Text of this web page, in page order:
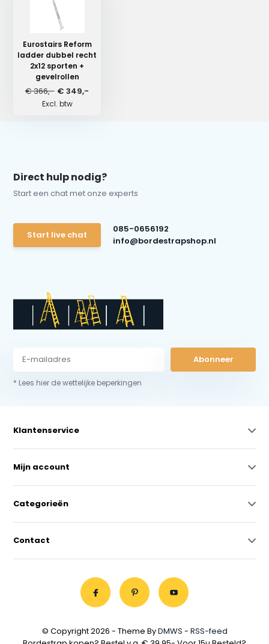
Eurostairs Reform
ladder dubbel recht
2x12 sporten +
gevelrollen
€ 366,- € 349,-
Excl. btw
Direct hulp nodig?
Start een chat met onze experts
Start live chat
085-0656192
info@bordestrapshop.nl
Abonneer
* Lees hier de wettelijke beperkingen
Klantenservice
Mijn account
Categorieën
Contact
© Copyright 2026 - Theme ByDMWS - RSS-feed